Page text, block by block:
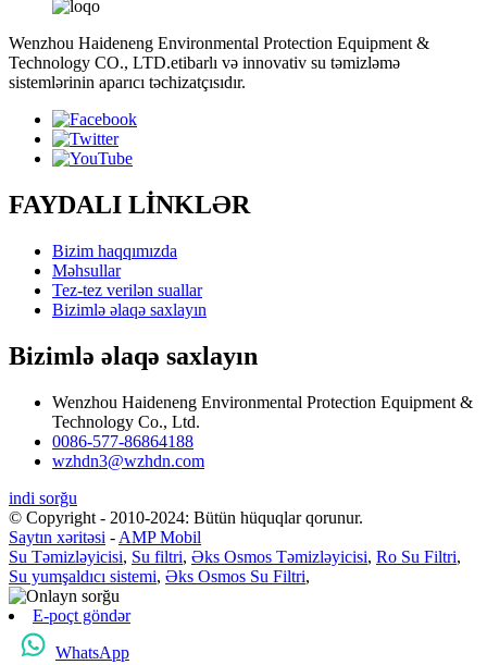
Wenzhou Haideneng Environmental Protection Equipment &
Technology CO., LTD.etibarlı və innovativ su təmizləmə
sistemlərinin aparıcı təchizatçısıdır.
FAYDALI LİNKLƏR
Bizim haqqımızda
Məhsullar
Tez-tez verilən suallar
Bizimlə əlaqə saxlayın
Bizimlə əlaqə saxlayın
Wenzhou Haideneng Environmental Protection Equipment &
Technology Co., Ltd.
0086-577-86864188
wzhdn3@wzhdn.com
indi sorğu
© Copyright - 2010-2024: Bütün hüquqlar qorunur.
Saytın xəritəsi - AMP Mobil
Su Təmizləyicisi, Su filtri, Əks Osmos Təmizləyicisi, Ro Su Filtri,
Su yumşaldıcı sistemi, Əks Osmos Su Filtri,
E-poçt göndər
WhatsApp